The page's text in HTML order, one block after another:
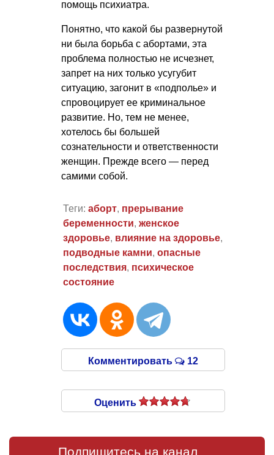
помощь психиатра.
Понятно, что какой бы развернутой
ни была борьба с абортами, эта
проблема полностью не исчезнет,
запрет на них только усугубит
ситуацию, загонит в «подполье» и
спровоцирует ее криминальное
развитие. Но, тем не менее,
хотелось бы большей
сознательности и ответственности
женщин. Прежде всего — перед
самими собой.
Теги: аборт, прерывание
беременности, женское
здоровье, влияние на здоровье,
подводные камни, опасные
последствия, психическое
состояние
Комментировать 12
Оценить
Подпишитесь на канал